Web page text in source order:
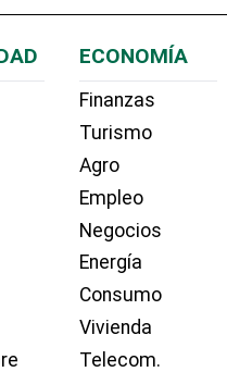
ECONOMÍA
Finanzas
Turismo
Agro
Empleo
Negocios
Energía
Consumo
Vivienda
Telecom.